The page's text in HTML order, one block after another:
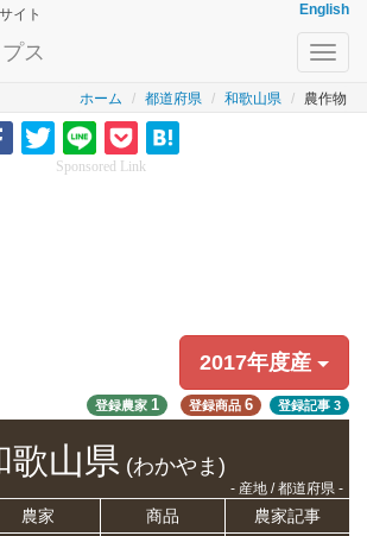
イト English
ス
ホーム 都道府県 和歌山県 農作物
Sponsored Link
2017年度産
登録農家 1 登録商品 6 登録記事 3
歌山県 (わかやま)
- 産地 / 都道府県 -
農家 商品
農家記事